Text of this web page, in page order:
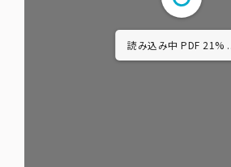
読み込み中 PDF 41%